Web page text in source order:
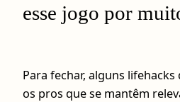
esse jogo por
Para fechar, alguns
os pros que se mantêm